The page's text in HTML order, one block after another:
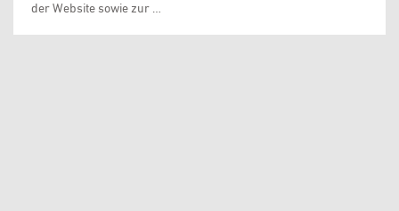
der Website sowie zur …